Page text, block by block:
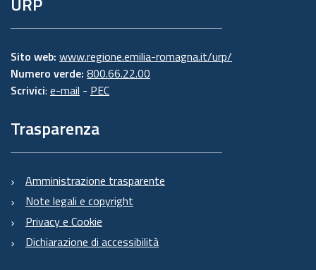
Sito web: www.regione.emilia-romagna.it/urp/
Numero verde: 800.66.22.00
Scrivici: e-mail - PEC
Trasparenza
Amministrazione trasparente
Note legali e copyright
Privacy e Cookie
Dichiarazione di accessibilità